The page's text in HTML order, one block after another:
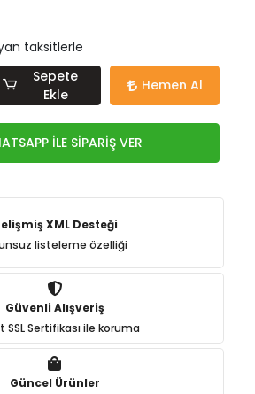
taksitlerle
Sepete
Ekle
Hemen Al
İLE SİPARİŞ VER
XML Desteği
listeleme özelliği
Güvenli Alışveriş
SSL Sertifikası ile koruma
Güncel Ürünler